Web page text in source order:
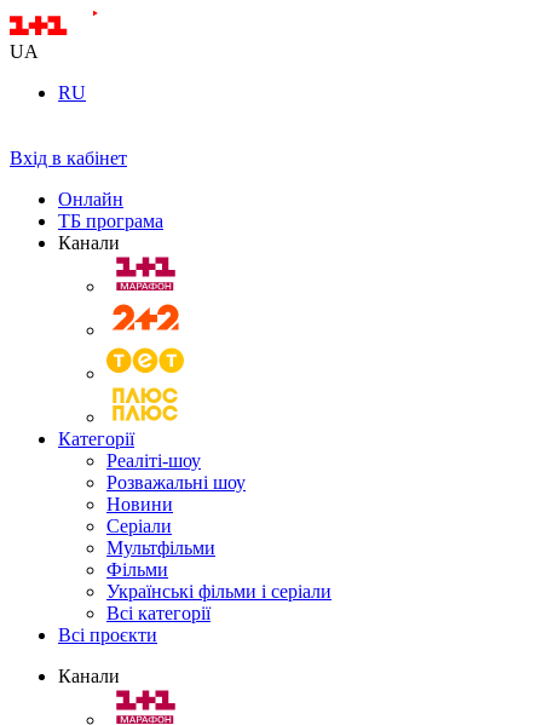
UA
RU
Вхід в кабінет
Онлайн
ТБ програма
Канали
Категорії
Реаліті-шоу
Розважальні шоу
Новини
Серіали
Мультфільми
Фільми
Українські фільми і серіали
Всі категорії
Всі проєкти
Канали